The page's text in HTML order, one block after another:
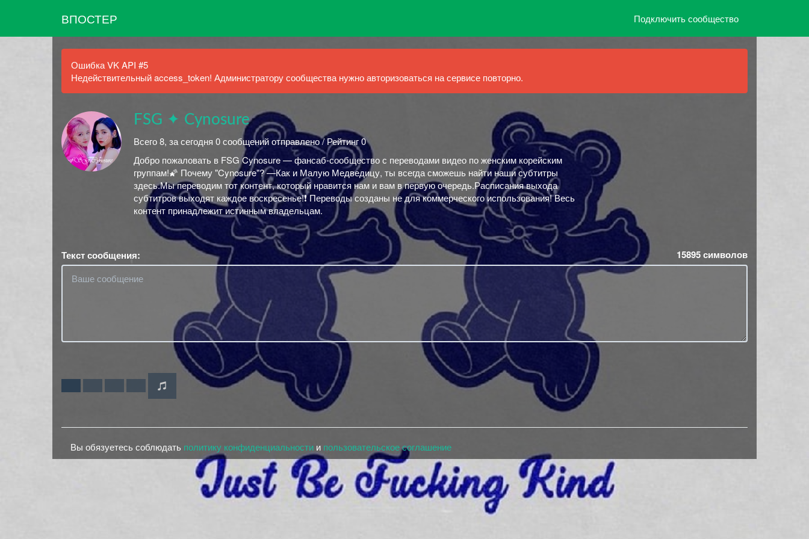
ВПОСТЕР Подключить сообщество
Ошибка VK API #5
Недействительный access_token! Администратору сообщества нужно авторизоваться на сервисе повторно.
FSG ✦ Cynosure
Всего 8, за сегодня 0 сообщений отправлено / Рейтинг 0
Добро пожаловать в FSG Cynosure — фансаб-сообщество с переводами видео по женским корейским
группам!🌠 Почему "Cynosure"? —Как и Малую Медведицу, ты всегда сможешь найти наши субтитры
здесь.Мы переводим тот контент, который нравится нам и вам в первую очередь.Расписания выхода
субтитров выходят каждое воскресенье!❗ Переводы созданы не для коммерческого использования! Весь
контент принадлежит истинным владельцам.
Текст сообщения: 15895символов
Вы обязуетесь соблюдать политику конфиденциальности и пользовательское соглашение